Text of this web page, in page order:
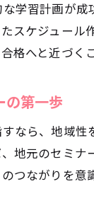
がらファイナ
験の有無が資
崎市で受けら
市で利用でき
の講座や相談
ナンシャルプ
学習計画が
スケジュー
格へと近づく
の第一歩
なら、地域
地元のセミ
つながりを意